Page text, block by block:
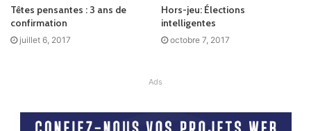
Têtes pensantes : 3 ans de
confirmation
juillet 6, 2017
Hors-jeu: Élections
intelligentes
octobre 7, 2017
Ads